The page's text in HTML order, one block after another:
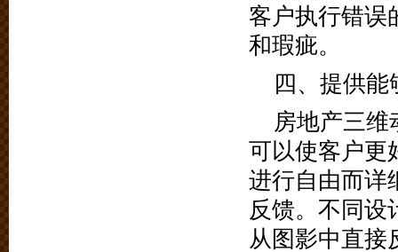
客户执行错误
和瑕疵。
四、提供
房地产三
可以使客户更
进行自由而详
反馈。不同设
从图影中直接